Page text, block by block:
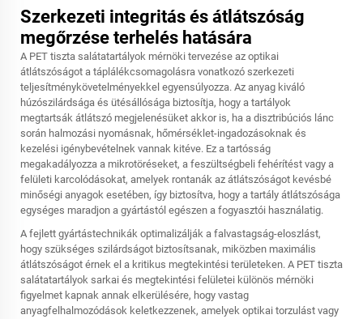
Szerkezeti integritás és átlátszóság
megőrzése terhelés hatására
A PET tiszta salátatartályok mérnöki tervezése az optikai
átlátszóságot a táplálékcsomagolásra vonatkozó szerkezeti
teljesítménykövetelményekkel egyensúlyozza. Az anyag kiváló
húzószilárdsága és ütésállósága biztosítja, hogy a tartályok
megtartsák átlátszó megjelenésüket akkor is, ha a disztribúciós lánc
során halmozási nyomásnak, hőmérséklet-ingadozásoknak és
kezelési igénybevételnek vannak kitéve. Ez a tartósság
megakadályozza a mikrotöréseket, a feszültségbeli fehérítést vagy a
felületi karcolódásokat, amelyek rontanák az átlátszóságot kevésbé
minőségi anyagok esetében, így biztosítva, hogy a tartály átlátszósága
egységes maradjon a gyártástól egészen a fogyasztói használatig.
A fejlett gyártástechnikák optimalizálják a falvastagság-eloszlást,
hogy szükséges szilárdságot biztosítsanak, miközben maximális
átlátszóságot érnek el a kritikus megtekintési területeken. A PET tiszta
salátatartályok sarkai és megtekintési felületei különös mérnöki
figyelmet kapnak annak elkerülésére, hogy vastag
anyagfelhalmozódások keletkezzenek, amelyek optikai torzulást vagy